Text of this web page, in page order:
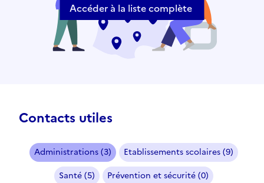
Accéder à la liste complète
Contacts utiles
Administrations (3)
Etablissements scolaires (9)
Santé (5)
Prévention et sécurité (0)